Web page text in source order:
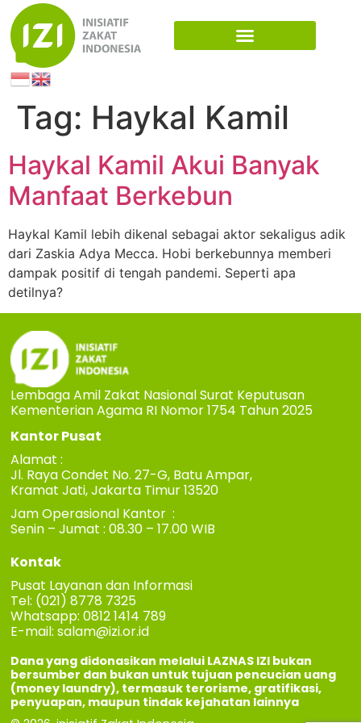
Tag: Haykal Kamil
Haykal Kamil Akui Banyak
Manfaat Berkebun
Haykal Kamil lebih dikenal sebagai aktor sekaligus adik
dari Zaskia Adya Mecca. Hobi berkebunnya memberi
dampak positif di tengah pandemi. Seperti apa
detilnya?
Lembaga Amil Zakat Nasional Surat Keputusan
Kementerian Agama RI Nomor 1754 Tahun 2025
Kantor Pusat
Alamat :
Jl. Raya Condet No. 27-G, Batu Ampar,
Kramat Jati, Jakarta Timur 13520
Jam Operasional Kantor :
Senin – Jumat : 08.30 – 17.00 WIB
Kontak
Pusat Layanan dan Informasi
Tel: (021) 8778 7325
Whatsapp: 0812 1414 789
E-mail:salam@izi.or.id
Dana yang didonasikan melalui LAZNAS IZI bukan
bersumber dan bukan untuk tujuan pencucian uang
(money laundry), termasuk terorisme, gratifikasi,
penyuapan, maupun tindak kejahatan lainnya